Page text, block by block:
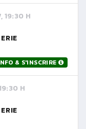
19:30 H
& S'INSCRIRE
H